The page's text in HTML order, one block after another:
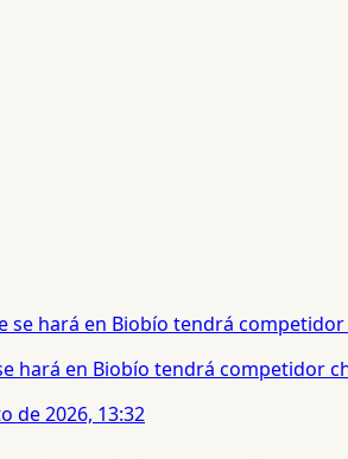
hará en Biobío tendrá competidor
de 2026, 13:32